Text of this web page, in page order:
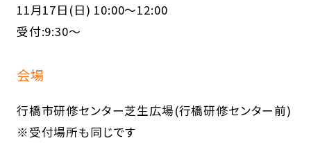
11月17日(日) 10:00～12:00
受付:9:30～
会場
行橋市研修センター芝生広場(行橋研修センター前)
※受付場所も同じです